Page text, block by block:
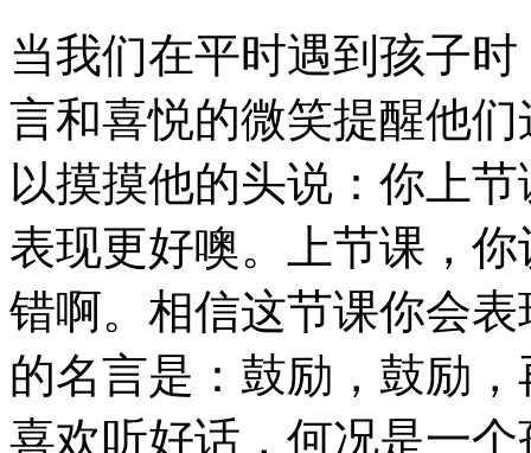
当我们在平时遇到孩子
言和喜悦的微笑提醒他
以摸摸他的头说：你上
表现更好噢。上节课，
错啊。相信这节课你会
的名言是：鼓励，鼓励
喜欢听好话，何况是一